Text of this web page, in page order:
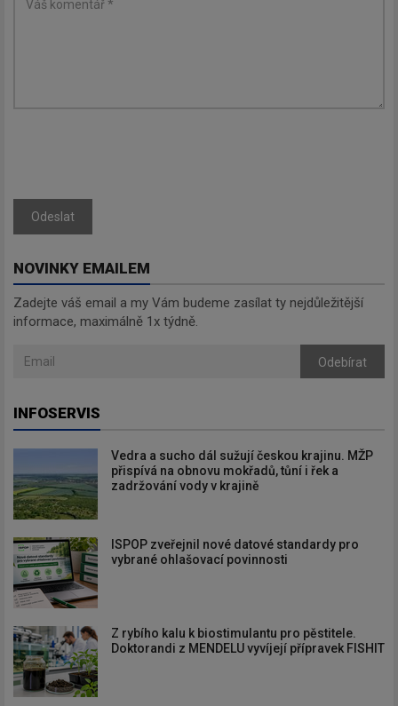
Odeslat
NOVINKY EMAILEM
Zadejte váš email a my Vám budeme zasílat ty nejdůležitější
informace, maximálně 1x týdně.
Odebírat
INFOSERVIS
Vedra a sucho dál sužují českou krajinu. MŽP
přispívá na obnovu mokřadů, tůní i řek a
zadržování vody v krajině
ISPOP zveřejnil nové datové standardy pro
vybrané ohlašovací povinnosti
Z rybího kalu k biostimulantu pro pěstitele.
Doktorandi z MENDELU vyvíjejí přípravek FISHIT